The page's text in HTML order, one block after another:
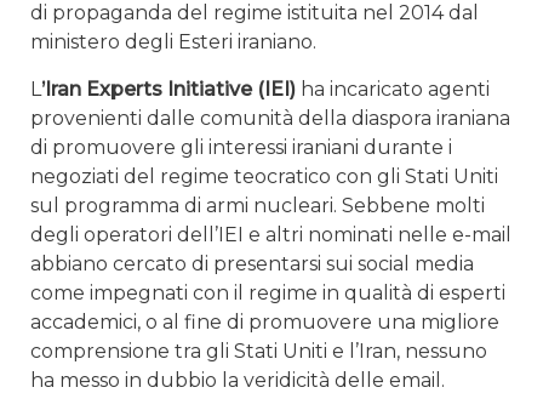
di propaganda del regime istituita nel 2014 dal
ministero degli Esteri iraniano.
L’Iran Experts Initiative (IEI) ha incaricato agenti
provenienti dalle comunità della diaspora iraniana
di promuovere gli interessi iraniani durante i
negoziati del regime teocratico con gli Stati Uniti
sul programma di armi nucleari. Sebbene molti
degli operatori dell’IEI e altri nominati nelle e-mail
abbiano cercato di presentarsi sui social media
come impegnati con il regime in qualità di esperti
accademici, o al fine di promuovere una migliore
comprensione tra gli Stati Uniti e l’Iran, nessuno
ha messo in dubbio la veridicità delle email.